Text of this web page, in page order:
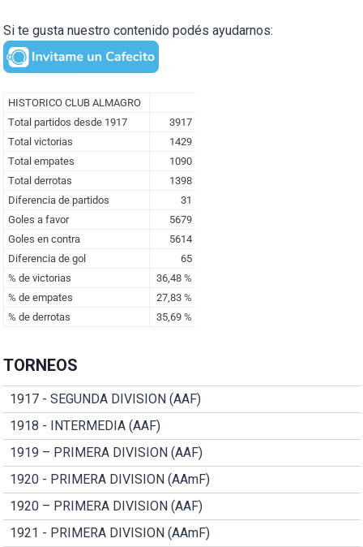
Si te gusta nuestro contenido podés ayudarnos:
TORNEOS
1917 - SEGUNDA DIVISION (AAF)
1918 - INTERMEDIA (AAF)
1919 – PRIMERA DIVISION (AAF)
1920 - PRIMERA DIVISION (AAmF)
1920 – PRIMERA DIVISION (AAF)
1921 - PRIMERA DIVISION (AAmF)